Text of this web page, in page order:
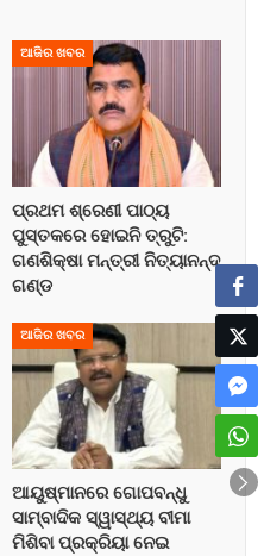
ଆଜିର ଖବର
ପ୍ରଥମ ଶ୍ରେଣୀ ପାଠ୍ୟ
ପୁସ୍ତକରେ ହୋଇନି ତ୍ରୁଟି:
ଗଣଶିକ୍ଷା ମନ୍ତ୍ରୀ ନିତ୍ୟାନନ୍ଦ
ଗଣ୍ଡ
ଆଜିର ଖବର
ଆୟୁଷ୍ମାନରେ ଗୋପବନ୍ଧୁ
ସାମ୍ବାଦିକ ସ୍ୱାସ୍ଥ୍ୟ ବୀମା
ମିଶିବା ପ୍ରକ୍ରିୟା ନେଇ